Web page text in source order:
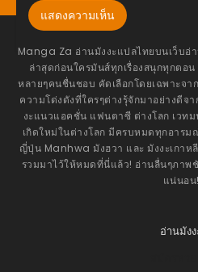
ตอนที่ 85
กรกฎาคม 23, 2023
ตอนที่ 84
กรกฎาคม 16, 2023
ตอนที่ 83
กรกฎาคม 9, 2023
Manga Za อ่านมังงะแปลไทยบนเว็บอ่
ล่าสุดก่อนใครมันส์ทุกเรื่องสนุกทุกตอ
หลายๆคนชื่นชอบ คัดเลือกโดยเฉพาะจา
ความโด่งดังที่ใครๆต่างรุ้จักมาอย่างดีจ
งะแนวแอคชั่น แฟนตาซี ต่างโลก เวท
เกิดใหม่ในต่างโลก มีครบหมดทุกอาร
ญี่ปุ่น Manhwa มังฮวา และ มังงะเกาห
รวมมาไว้ให้หมดที่นี่แล้ว! อ่านลื่นๆภาพ
แน่นอน!
อ่านมังง